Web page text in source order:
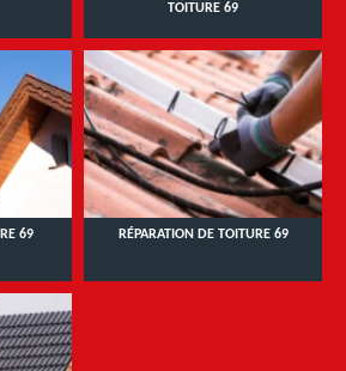
TOITURE 69
69 RÉPARATION DE TOITURE 69